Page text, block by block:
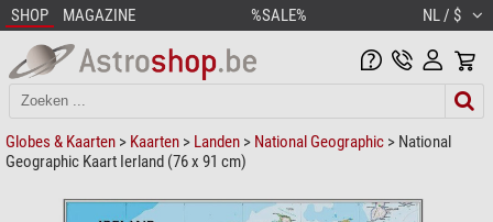
SHOP MAGAZINE %SALE% NL / $
Globes & Kaarten > Kaarten > Landen > National Geographic > National
Geographic Kaart Ierland (76 x 91 cm)